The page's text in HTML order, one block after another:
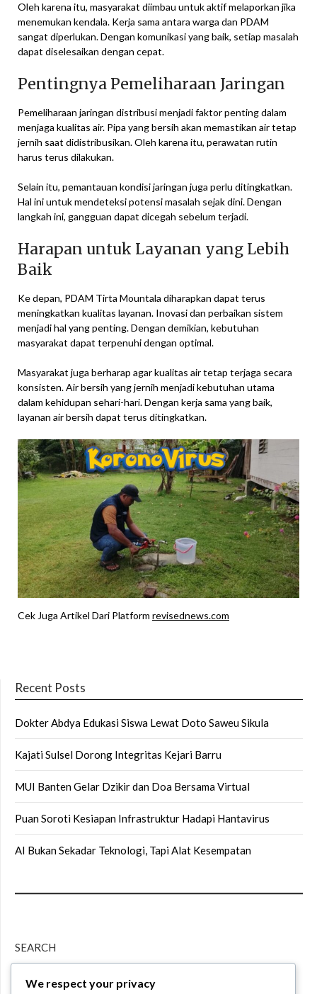
Oleh karena itu, masyarakat diimbau untuk aktif melaporkan jika
menemukan kendala. Kerja sama antara warga dan PDAM
sangat diperlukan. Dengan komunikasi yang baik, setiap masalah
dapat diselesaikan dengan cepat.
Pentingnya Pemeliharaan Jaringan
Pemeliharaan jaringan distribusi menjadi faktor penting dalam
menjaga kualitas air. Pipa yang bersih akan memastikan air tetap
jernih saat didistribusikan. Oleh karena itu, perawatan rutin
harus terus dilakukan.
Selain itu, pemantauan kondisi jaringan juga perlu ditingkatkan.
Hal ini untuk mendeteksi potensi masalah sejak dini. Dengan
langkah ini, gangguan dapat dicegah sebelum terjadi.
Harapan untuk Layanan yang Lebih
Baik
Ke depan, PDAM Tirta Mountala diharapkan dapat terus
meningkatkan kualitas layanan. Inovasi dan perbaikan sistem
menjadi hal yang penting. Dengan demikian, kebutuhan
masyarakat dapat terpenuhi dengan optimal.
Masyarakat juga berharap agar kualitas air tetap terjaga secara
konsisten. Air bersih yang jernih menjadi kebutuhan utama
dalam kehidupan sehari-hari. Dengan kerja sama yang baik,
layanan air bersih dapat terus ditingkatkan.
Cek Juga Artikel Dari Platform revisednews.com
Recent Posts
Dokter Abdya Edukasi Siswa Lewat Doto Saweu Sikula
Kajati Sulsel Dorong Integritas Kejari Barru
MUI Banten Gelar Dzikir dan Doa Bersama Virtual
Puan Soroti Kesiapan Infrastruktur Hadapi Hantavirus
AI Bukan Sekadar Teknologi, Tapi Alat Kesempatan
SEARCH
We respect your privacy